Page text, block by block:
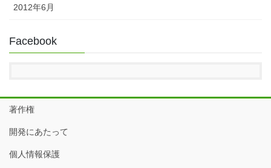
2012年6月
Facebook
著作権
開発にあたって
個人情報保護